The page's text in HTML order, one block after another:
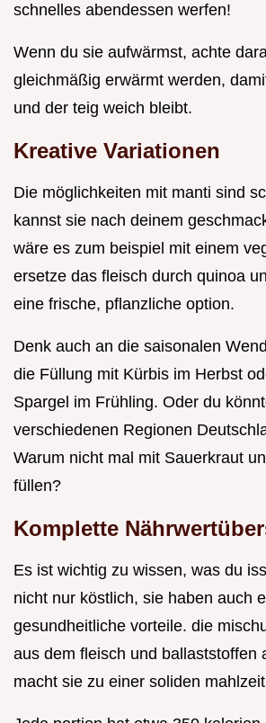
schnelles abendessen werfen!
Wenn du sie aufwärmst, achte
gleichmäßig erwärmt werden,
und der teig weich bleibt.
Kreative Variationen
Die möglichkeiten mit manti sind
kannst sie nach deinem
wäre es zum beispiel mit einem
ersetze das fleisch durch quinoa
eine frische, pflanzliche option.
Denk auch an die saisonalen
die Füllung mit Kürbis im Herbst
Spargel im Frühling. Oder du
verschiedenen Regionen
Warum nicht mal mit Sauerkraut
füllen?
Komplette
Es ist wichtig zu wissen, was du
nicht nur köstlich, sie haben auch
gesundheitliche vorteile. die
aus dem fleisch und ballaststoffen
macht sie zu einer soliden